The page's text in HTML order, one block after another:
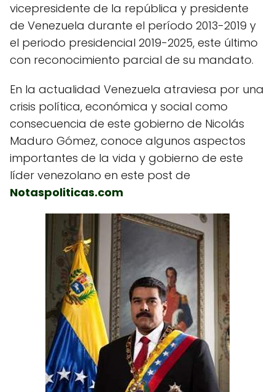
vicepresidente de la república y presidente
de Venezuela durante el período 2013-2019​ y
el periodo presidencial 2019-2025, este último
con reconocimiento parcial de su mandato.
En la actualidad Venezuela atraviesa por una
crisis política, económica y social como
consecuencia de este gobierno de Nicolás
Maduro Gómez, conoce algunos aspectos
importantes de la vida y gobierno de este
líder venezolano en este post de
Notaspoliticas.com